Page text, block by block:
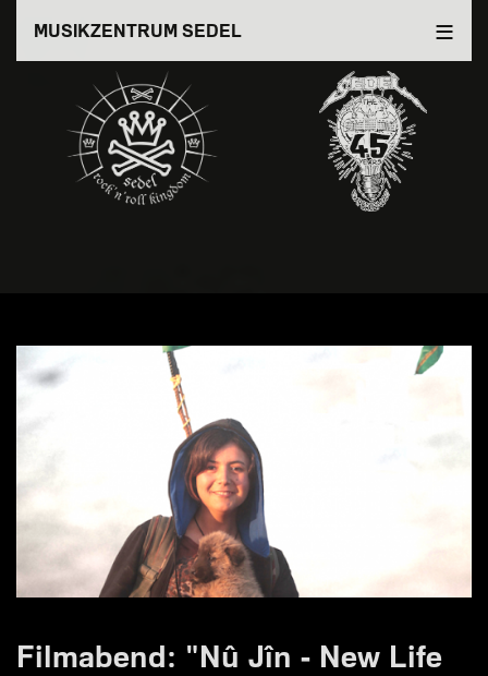
Inhalt
MUSIKZENTRUM SEDEL
Filmabend: "Nû Jîn - New Life